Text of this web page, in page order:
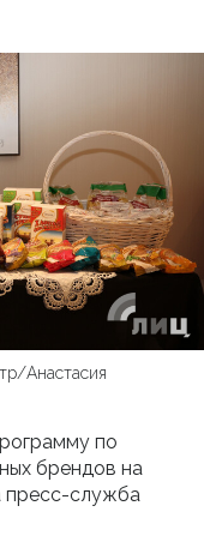
Анастасия
по
брендов на
пресс-служба